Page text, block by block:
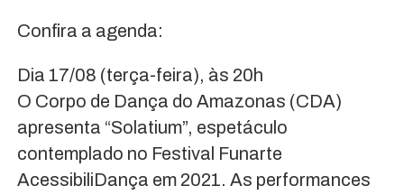
Confira a agenda:
Dia 17/08 (terça-feira), às 20h
O Corpo de Dança do Amazonas (CDA)
apresenta “Solatium”, espetáculo
contemplado no Festival Funarte
AcessibiliDança em 2021. As performances